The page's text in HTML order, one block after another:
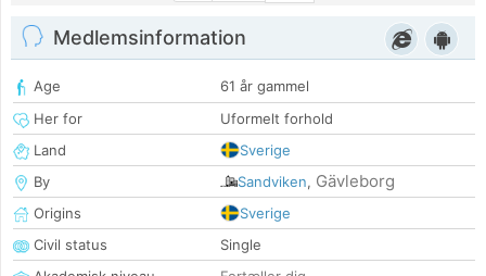
Medlemsinformation
Age
61 år gammel
Her for
Uformelt forhold
Land
Sverige
By
Sandviken, Gävleborg
Origins
Sverige
Civil status
Single